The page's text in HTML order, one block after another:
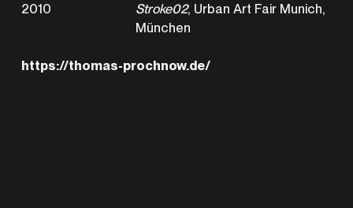
2010
Stroke02, Urban Art Fair Munich,
München
https://thomas-prochnow.de/